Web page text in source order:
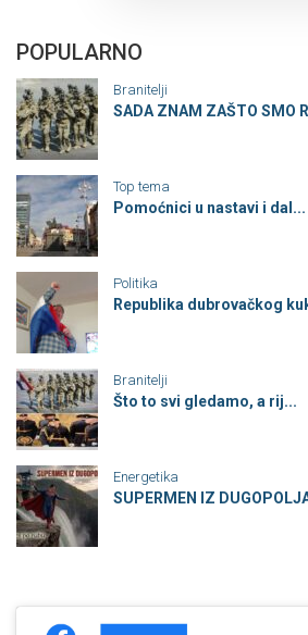
POPULARNO
Branitelji
SADA ZNAM ZAŠTO SMO
Top tema
Pomoćnici u nastavi i dal...
Politika
Republika dubrovačkog
Branitelji
Što to svi gledamo, a rij...
Energetika
SUPERMEN IZ